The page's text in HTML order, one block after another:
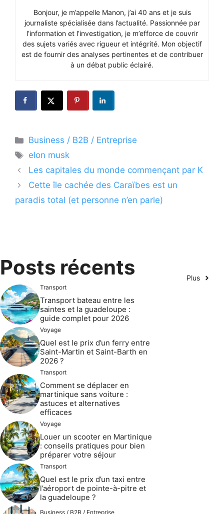
Bonjour, je m’appelle Manon, j’ai 40 ans et je suis
journaliste spécialisée dans l’actualité. Passionnée par
l’information et l’investigation, je m’efforce de couvrir
des sujets variés avec rigueur et intégrité. Mon objectif
est de fournir des analyses pertinentes et de contribuer
à un débat public éclairé.
Catégories
Business / B2B / Entreprise
Étiquettes
elon musk
Les capitales du monde commençant par K
Cette île cachée des Caraïbes est un
paradis total (et personne n’en parle)
Posts récents Plus
Transport
Transport bateau entre les
saintes et la guadeloupe :
guide complet pour 2026
Voyage
Quel est le prix d’un ferry entre
Saint-Martin et Saint-Barth en
2026 ?
Transport
Comment se déplacer en
martinique sans voiture :
astuces et alternatives
efficaces
Voyage
Louer un scooter en Martinique
: conseils pratiques pour bien
préparer votre séjour
Transport
Quel est le prix d’un taxi entre
l’aéroport de pointe-à-pitre et
la guadeloupe ?
Business / B2B / Entreprise